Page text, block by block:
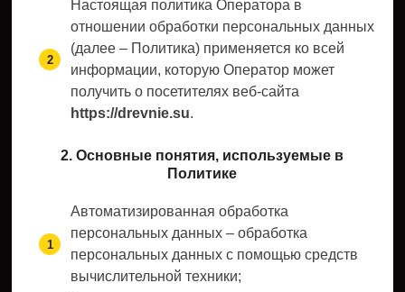
Настоящая политика Оператора в
отношении обработки персональных данных
(далее – Политика) применяется ко всей
информации, которую Оператор может
получить о посетителях веб-сайта
https://drevnie.su.
2. Основные понятия, используемые в
Политике
Автоматизированная обработка
персональных данных – обработка
персональных данных с помощью средств
вычислительной техники;